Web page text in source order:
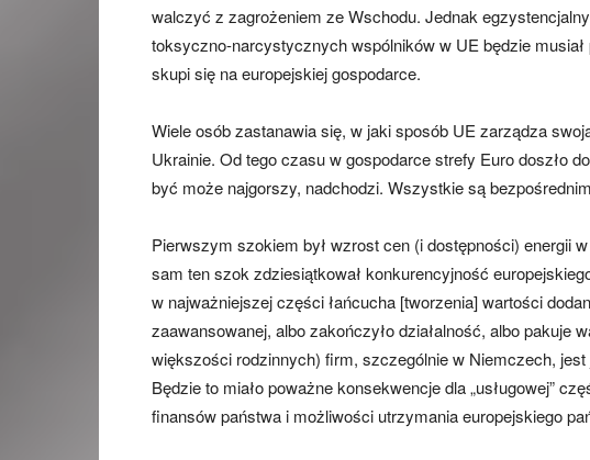
walczyć z zagrożeniem ze Wschodu. Jednak
toksyczno-narcystycznych wspólników w UE będzie
skupi się na europejskiej gospodarce.
Wiele osób zastanawia się, w jaki sposób UE zarządza
Ukrainie. Od tego czasu w gospodarce strefy Euro doszło
być może najgorszy, nadchodzi. Wszystkie są
Pierwszym szokiem był wzrost cen (i dostępności) energii
sam ten szok zdziesiątkował konkurencyjność
w najważniejszej części łańcucha [tworzenia] wartości
zaawansowanej, albo zakończyło działalność, albo pakuje
większości rodzinnych) firm, szczególnie w Niemczech,
Będzie to miało poważne konsekwencje dla „usługowej”
finansów państwa i możliwości utrzymania europejskiego